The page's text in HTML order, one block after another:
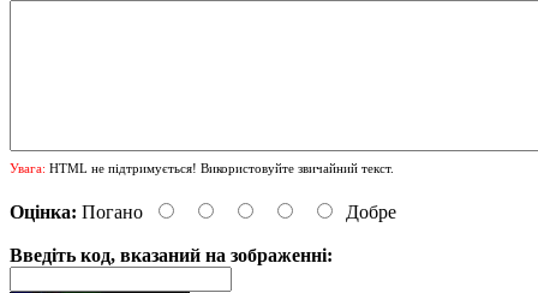
Увага: HTML не підтримується! Використовуйте звичайний текст.
Оцінка: Погано Добре
Введіть код, вказаний на зображенні: